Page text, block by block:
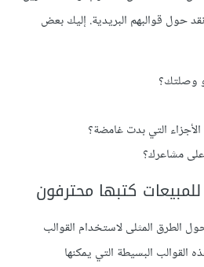
حول قوالبهم البريدية. إليك بعض
وصلتك؟
التي بدت غامضة؟
مشاعرك؟
كتبها محترفون
الطرق المثلى لاستخدام القوالب
القوالب البسيطة التي يمكنها